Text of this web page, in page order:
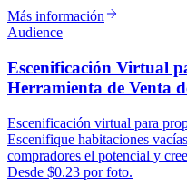
Más información
Audience
Escenificación Virtual
Herramienta de Venta
Escenificación virtual para
Escenifique habitaciones
compradores el potencial y
Desde $0.23 por foto.